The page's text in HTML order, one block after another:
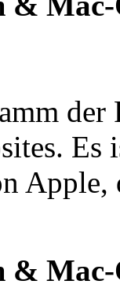
Apple,
& Mac-